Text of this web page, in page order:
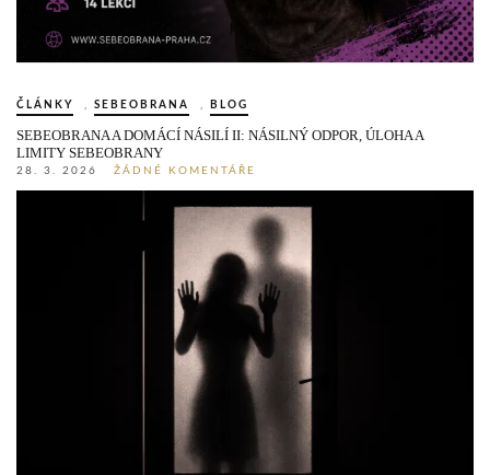
ČLÁNKY , SEBEOBRANA , BLOG
SEBEOBRANA A DOMÁCÍ NÁSILÍ II: NÁSILNÝ ODPOR, ÚLOHA A
LIMITY SEBEOBRANY
28. 3. 2026 ŽÁDNÉ KOMENTÁŘE